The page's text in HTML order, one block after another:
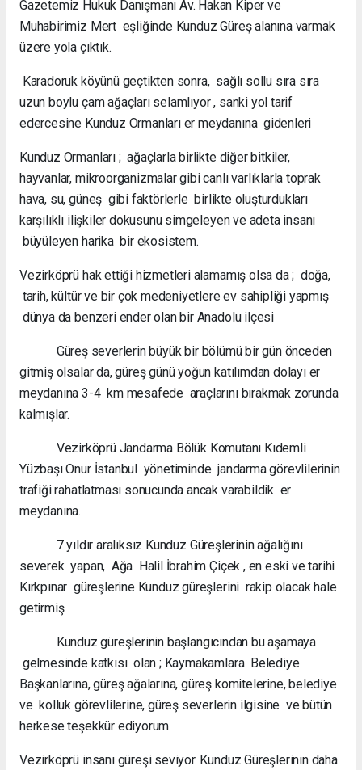
Gazetemiz Hukuk Danışmanı Av. Hakan Kiper ve
Muhabirimiz Mert eşliğinde Kunduz Güreş alanına varmak
üzere yola çıktık.
Karadoruk köyünü geçtikten sonra, sağlı sollu sıra sıra
uzun boylu çam ağaçları selamlıyor , sanki yol tarif
edercesine Kunduz Ormanları er meydanına gidenleri
Kunduz Ormanları ; ağaçlarla birlikte diğer bitkiler,
hayvanlar, mikroorganizmalar gibi canlı varlıklarla toprak
hava, su, güneş gibi faktörlerle birlikte oluşturdukları
karşılıklı ilişkiler dokusunu simgeleyen ve adeta insanı
büyüleyen harika bir ekosistem.
Vezirköprü hak ettiği hizmetleri alamamış olsa da ; doğa,
tarih, kültür ve bir çok medeniyetlere ev sahipliği yapmış
dünya da benzeri ender olan bir Anadolu ilçesi
Güreş severlerin büyük bir bölümü bir gün önceden
gitmiş olsalar da, güreş günü yoğun katılımdan dolayı er
meydanına 3-4 km mesafede araçlarını bırakmak zorunda
kalmışlar.
Vezirköprü Jandarma Bölük Komutanı Kıdemli
Yüzbaşı Onur İstanbul yönetiminde jandarma görevlilerinin
trafiği rahatlatması sonucunda ancak varabildik er
meydanına.
7 yıldır aralıksız Kunduz Güreşlerinin ağalığını
severek yapan, Ağa Halil İbrahim Çiçek , en eski ve tarihi
Kırkpınar güreşlerine Kunduz güreşlerini rakip olacak hale
getirmiş.
Kunduz güreşlerinin başlangıcından bu aşamaya
gelmesinde katkısı olan ; Kaymakamlara Belediye
Başkanlarına, güreş ağalarına, güreş komitelerine, belediye
ve kolluk görevlilerine, güreş severlerin ilgisine ve bütün
herkese teşekkür ediyorum.
Vezirköprü insanı güreşi seviyor. Kunduz Güreşlerinin daha